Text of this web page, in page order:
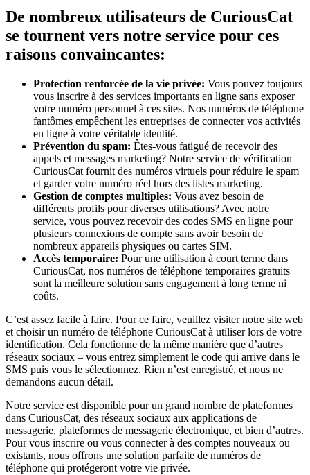
De nombreux utilisateurs de CuriousCat
se tournent vers notre service pour ces
raisons convaincantes:
Protection renforcée de la vie privée: Vous pouvez toujours
vous inscrire à des services importants en ligne sans exposer
votre numéro personnel à ces sites. Nos numéros de téléphone
fantômes empêchent les entreprises de connecter vos activités
en ligne à votre véritable identité.
Prévention du spam: Êtes-vous fatigué de recevoir des
appels et messages marketing? Notre service de vérification
CuriousCat fournit des numéros virtuels pour réduire le spam
et garder votre numéro réel hors des listes marketing.
Gestion de comptes multiples: Vous avez besoin de
différents profils pour diverses utilisations? Avec notre
service, vous pouvez recevoir des codes SMS en ligne pour
plusieurs connexions de compte sans avoir besoin de
nombreux appareils physiques ou cartes SIM.
Accès temporaire: Pour une utilisation à court terme dans
CuriousCat, nos numéros de téléphone temporaires gratuits
sont la meilleure solution sans engagement à long terme ni
coûts.
C’est assez facile à faire. Pour ce faire, veuillez visiter notre site web
et choisir un numéro de téléphone CuriousCat à utiliser lors de votre
identification. Cela fonctionne de la même manière que d’autres
réseaux sociaux – vous entrez simplement le code qui arrive dans le
SMS puis vous le sélectionnez. Rien n’est enregistré, et nous ne
demandons aucun détail.
Notre service est disponible pour un grand nombre de plateformes
dans CuriousCat, des réseaux sociaux aux applications de
messagerie, plateformes de messagerie électronique, et bien d’autres.
Pour vous inscrire ou vous connecter à des comptes nouveaux ou
existants, nous offrons une solution parfaite de numéros de
téléphone qui protégeront votre vie privée.